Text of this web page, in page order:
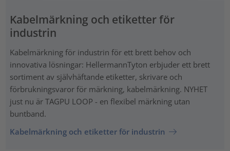
Kabelmärkning och etiketter för
industrin
Kabelmärkning för industrin för ett brett behov och
innovativa lösningar: HellermannTyton erbjuder ett brett
sortiment av självhäftande etiketter, skrivare och
förbrukningsvaror för märkning, kabelmärkning. NYHET
just nu är TAGPU LOOP - en flexibel märkning utan
buntband.
Kabelmärkning och etiketter för industrin